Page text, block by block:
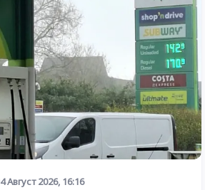
4 Август 2026, 16:16